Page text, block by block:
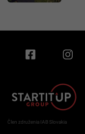
Člen združenia IAB Slovakia